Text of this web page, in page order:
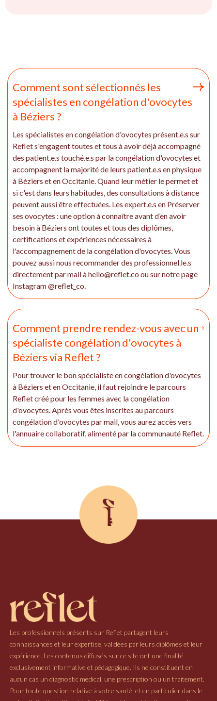
Comment sont sélectionnés les
spécialistes en congélation d'ovocytes
à Béziers ?
Les spécialistes en congélation d'ovocytes présent.e.s sur
Reflet s'engagent toutes et tous à avoir déjà accompagné
des patient.e.s touché.e.s par la congélation d'ovocytes et
accompagnent la majorité de leurs patient.e.s en physique
à Béziers et en Occitanie. Quand leur métier le permet et
si c'est dans leurs habitudes, des consultations à distance
peuvent aussi être effectuées. Les expert.e.s en Préserver
ses ovocytes : une option à connaître avant d’en avoir
besoin à Béziers ont toutes et tous des diplômes,
certifications et expériences nécessaires à
l'accompagnement de la congélation d'ovocytes. Vous
pouvez aussi nous recommander des professionnel.le.s
directement par mail à hello@reflet.co ou sur notre page
Instagram @reflet_co.
Comment prendre rendez-vous avec un
spécialiste congélation d'ovocytes à
Béziers via Reflet ?
Pour trouver le bon spécialiste en congélation d'ovocytes
à Béziers et en Occitanie, il faut rejoindre le parcours
Reflet créé pour les femmes avec la congélation
d'ovocytes. Après vous êtes inscrites au parcours
congélation d'ovocytes par mail, vous aurez accès vers
l'annuaire collaboratif, alimenté par la communauté Reflet.
Les professionnels présents sur Reflet partagent leurs
connaissances et leur expertise, validées par leurs diplômes et leur
expérience. Les contenus diffusés sur ce site ont une finalité
exclusivement informative et pédagogique. Ils ne constituent en
aucun cas un diagnostic médical, une prescription ou un traitement.
Pour toute question relative à votre santé, et en particulier dans le